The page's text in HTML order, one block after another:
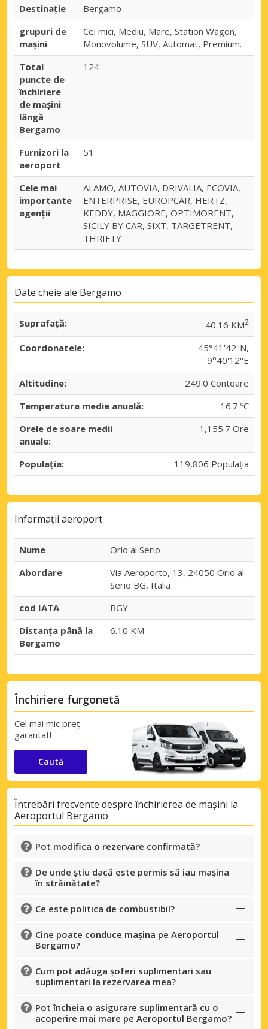
Destinaţie
Bergamo
grupuri de
mașini
Cei mici, Mediu, Mare, Station Wagon,
Monovolume, SUV, Automat, Premium.
Total
puncte de
închiriere
de mașini
lângă
Bergamo
124
Furnizori la
aeroport
51
Cele mai
importante
agenții
ALAMO, AUTOVIA, DRIVALIA, ECOVIA,
ENTERPRISE, EUROPCAR, HERTZ,
KEDDY, MAGGIORE, OPTIMORENT,
SICILY BY CAR, SIXT, TARGETRENT,
THRIFTY
Date cheie ale Bergamo
Suprafaţă: 40.16 KM2
Coordonatele:
45°41'42''N,
9°40'12''E
Altitudine:
249.0 Contoare
Temperatura medie anuală:
16.7 ºC
Orele de soare medii
anuale:
1,155.7 Ore
Populația: 119,806 Populația
Informații aeroport
Nume
Orio al Serio
Abordare
Via Aeroporto, 13, 24050 Orio al
Serio BG, Italia
cod IATA
BGY
Distanța până la
Bergamo
6.10 KM
Închiriere furgonetă
Cel mai mic preț
garantat!
Caută
Întrebări frecvente despre închirierea de mașini la
Aeroportul Bergamo
Pot modifica o rezervare confirmată?
De unde știu dacă este permis să iau mașina
în străinătate?
Ce este politica de combustibil?
Cine poate conduce mașina pe Aeroportul
Bergamo?
Cum pot adăuga șoferi suplimentari sau
suplimentari la rezervarea mea?
Pot încheia o asigurare suplimentară cu o
acoperire mai mare pe Aeroportul Bergamo?